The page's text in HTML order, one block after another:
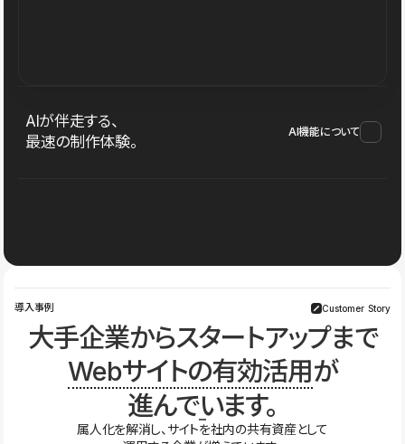
AIが伴走する、
最速の制作体験。
AI機能について
導入事例 Customer Story
大手企業からスタートアップまで
Webサイトの有効活用が
進んでいます。
属人化を解消し、サイトを社内の共有資産として